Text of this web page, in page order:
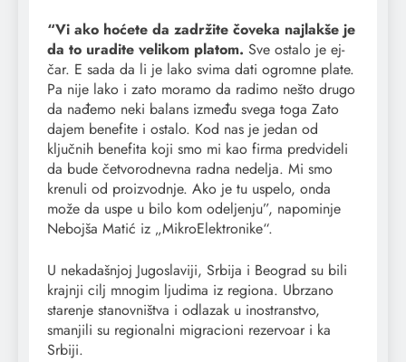
“Vi ako hoćete da zadržite čoveka najlakše je
da to uradite velikom platom. Sve ostalo je ej-
čar. E sada da li je lako svima dati ogromne plate.
Pa nije lako i zato moramo da radimo nešto drugo
da nađemo neki balans između svega toga Zato
dajem benefite i ostalo. Kod nas je jedan od
ključnih benefita koji smo mi kao firma predvideli
da bude četvorodnevna radna nedelja. Mi smo
krenuli od proizvodnje. Ako je tu uspelo, onda
može da uspe u bilo kom odeljenju”, napominje
Nebojša Matić iz „MikroElektronike“.
U nekadašnjoj Jugoslaviji, Srbija i Beograd su bili
krajnji cilj mnogim ljudima iz regiona. Ubrzano
starenje stanovništva i odlazak u inostranstvo,
smanjili su regionalni migracioni rezervoar i ka
Srbiji.